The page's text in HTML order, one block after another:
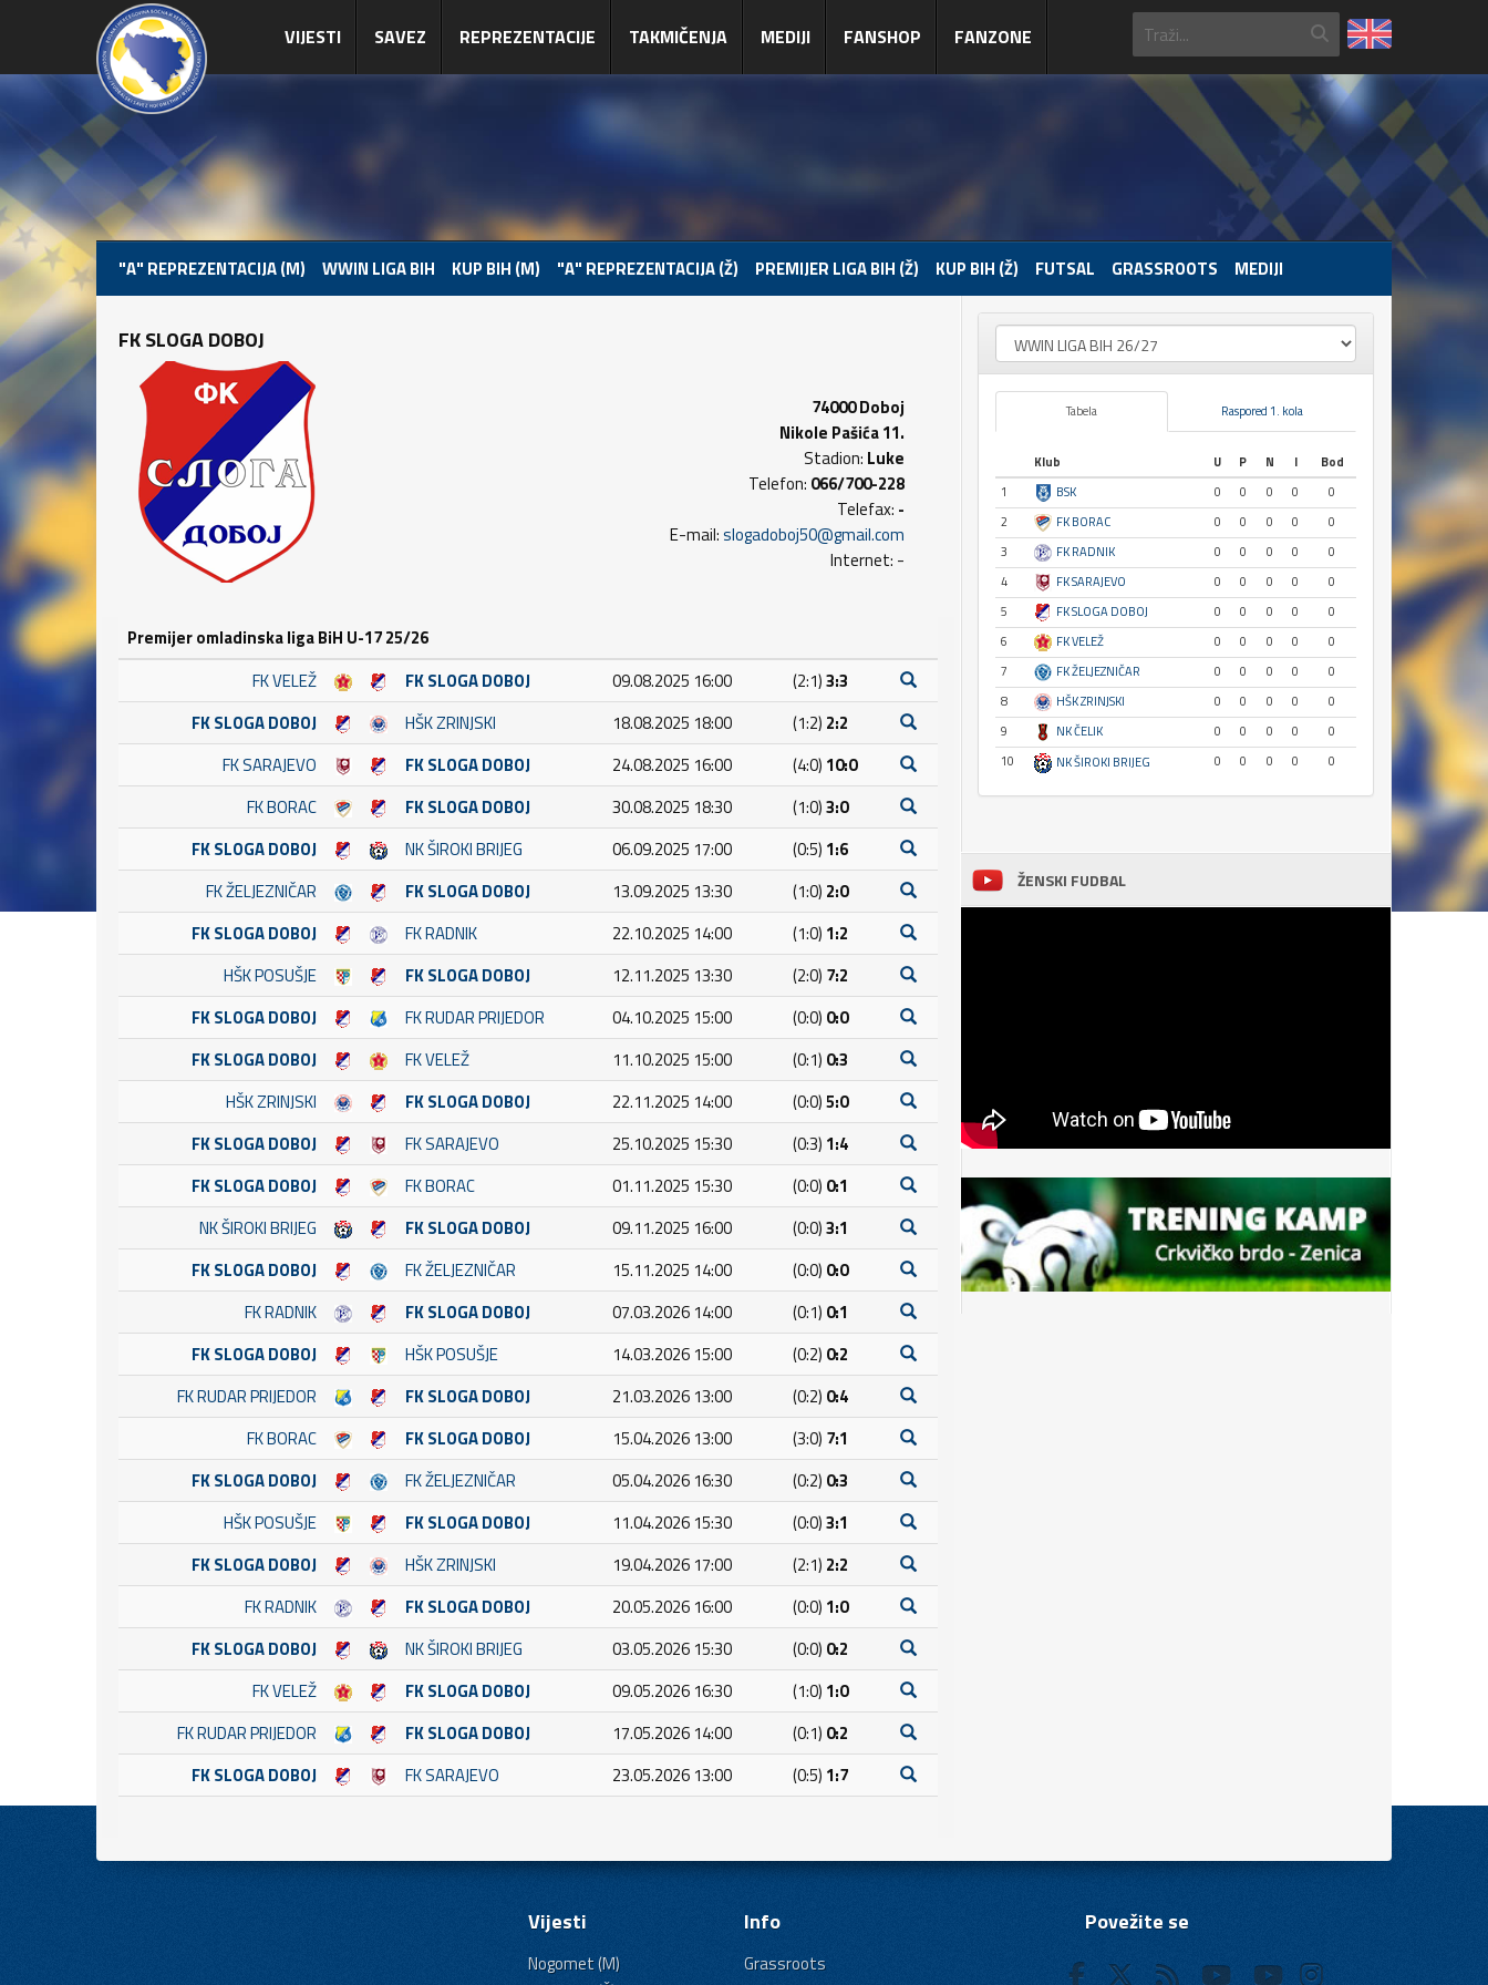
VIJESTI SAVEZ REPREZENTACIJE TAKMIČENJA MEDIJI FANSHOP FANZONE
"A" REPREZENTACIJA (M) WWIN LIGA BIH KUP BIH (M) "A" REPREZENTACIJA (Ž) PREMIJER LIGA BIH (Ž) KUP BIH (Ž) FUTSAL GRASSROOTS MEDIJI
FK SLOGA DOBOJ
74000 Doboj
Nikole Pašića 11.
Stadion: Luke
Telefon: 066/700-228
Telefax: -
E-mail:slogadoboj50@gmail.com
Internet: -
Premijer omladinska liga BiH U-17 25/26
FK VELEŽ
FK SLOGA DOBOJ 09.08.2025 16:00 (2:1)3:3
FK SLOGA DOBOJ
HŠK ZRINJSKI 18.08.2025 18:00 (1:2) 2:2
FK SARAJEVO
FK SLOGA DOBOJ 24.08.2025 16:00 (4:0) 10:0
FK BORAC
FK SLOGA DOBOJ 30.08.2025 18:30 (1:0)3:0
FK SLOGA DOBOJ
NK ŠIROKI BRIJEG 06.09.2025 17:00 (0:5) 1:6
FK ŽELJEZNIČAR
FK SLOGA DOBOJ 13.09.2025 13:30 (1:0) 2:0
FK SLOGA DOBOJ
FK RADNIK 22.10.2025 14:00 (1:0) 1:2
HŠK POSUŠJE
FK SLOGA DOBOJ 12.11.2025 13:30 (2:0) 7:2
FK SLOGA DOBOJ
FK RUDAR PRIJEDOR 04.10.2025 15:00 (0:0) 0:0
FK SLOGA DOBOJ
FK VELEŽ 11.10.2025 15:00 (0:1) 0:3
HŠK ZRINJSKI
FK SLOGA DOBOJ 22.11.2025 14:00 (0:0)5:0
FK SLOGA DOBOJ
FK SARAJEVO 25.10.2025 15:30 (0:3) 1:4
FK SLOGA DOBOJ
FK BORAC 01.11.2025 15:30 (0:0) 0:1
NK ŠIROKI BRIJEG
FK SLOGA DOBOJ 09.11.2025 16:00 (0:0)3:1
FK SLOGA DOBOJ
FK ŽELJEZNIČAR 15.11.2025 14:00 (0:0) 0:0
FK RADNIK
FK SLOGA DOBOJ 07.03.2026 14:00 (0:1) 0:1
FK SLOGA DOBOJ
HŠK POSUŠJE 14.03.2026 15:00 (0:2) 0:2
FK RUDAR PRIJEDOR
FK SLOGA DOBOJ 21.03.2026 13:00 (0:2) 0:4
FK BORAC
FK SLOGA DOBOJ 15.04.2026 13:00 (3:0) 7:1
FK SLOGA DOBOJ
FK ŽELJEZNIČAR 05.04.2026 16:30 (0:2) 0:3
HŠK POSUŠJE
FK SLOGA DOBOJ 11.04.2026 15:30 (0:0)3:1
FK SLOGA DOBOJ
HŠK ZRINJSKI 19.04.2026 17:00 (2:1) 2:2
FK RADNIK
FK SLOGA DOBOJ 20.05.2026 16:00 (0:0) 1:0
FK SLOGA DOBOJ
NK ŠIROKI BRIJEG 03.05.2026 15:30 (0:0) 0:2
FK VELEŽ
FK SLOGA DOBOJ 09.05.2026 16:30 (1:0) 1:0
FK RUDAR PRIJEDOR
FK SLOGA DOBOJ 17.05.2026 14:00 (0:1) 0:2
FK SLOGA DOBOJ
FK SARAJEVO 23.05.2026 13:00 (0:5) 1:7
Tabela Raspored 1. kola
Klub U P N I
Bod
1
BSK 0 0 0 0
0
2
FK BORAC 0 0 0 0
0
3
FK RADNIK 0 0 0 0
0
4
FK SARAJEVO 0 0 0 0
0
5
FK SLOGA DOBOJ 0 0 0 0
0
6
FK VELEŽ 0 0 0 0
0
7
FK ŽELJEZNIČAR 0 0 0 0
0
8
HŠK ZRINJSKI 0 0 0 0
0
9
NK ČELIK 0 0 0 0
0
10
NK ŠIROKI BRIJEG 0 0 0 0 0
ŽENSKI FUDBAL
Vijesti
Nogomet (M)
Info
Grassroots
Povežite se